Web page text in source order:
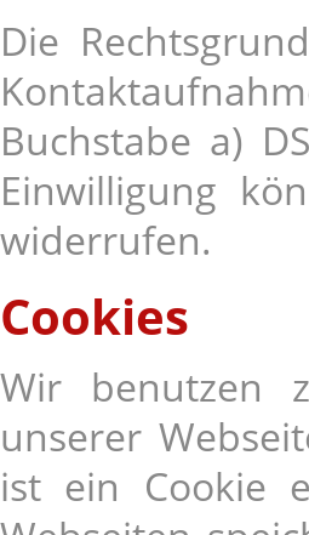
Die
Buchstabe a)
Einwilligung
widerrufen.
Cookies
Wir benutzen
unserer
ist ein Cookie